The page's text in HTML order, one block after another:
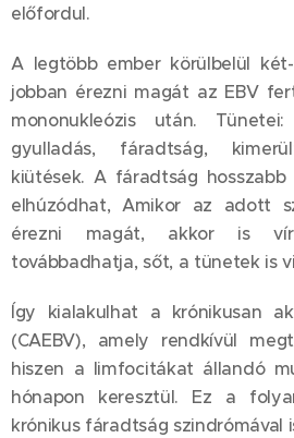
előfordul.
A legtöbb ember körülbelül
jobban érezni magát az EBV
mononukleózis után.
gyulladás, fáradtság,
kiütések. A fáradtság
elhúzódhat, Amikor az adott
érezni magát, akkor is
továbbadhatja, sőt, a tünetek is
Így kialakulhat a krónikusan
(CAEBV), amely rendkívül
hiszen a limfocitákat állandó
hónapon keresztül. Ez a
krónikus fáradtság szindrómával